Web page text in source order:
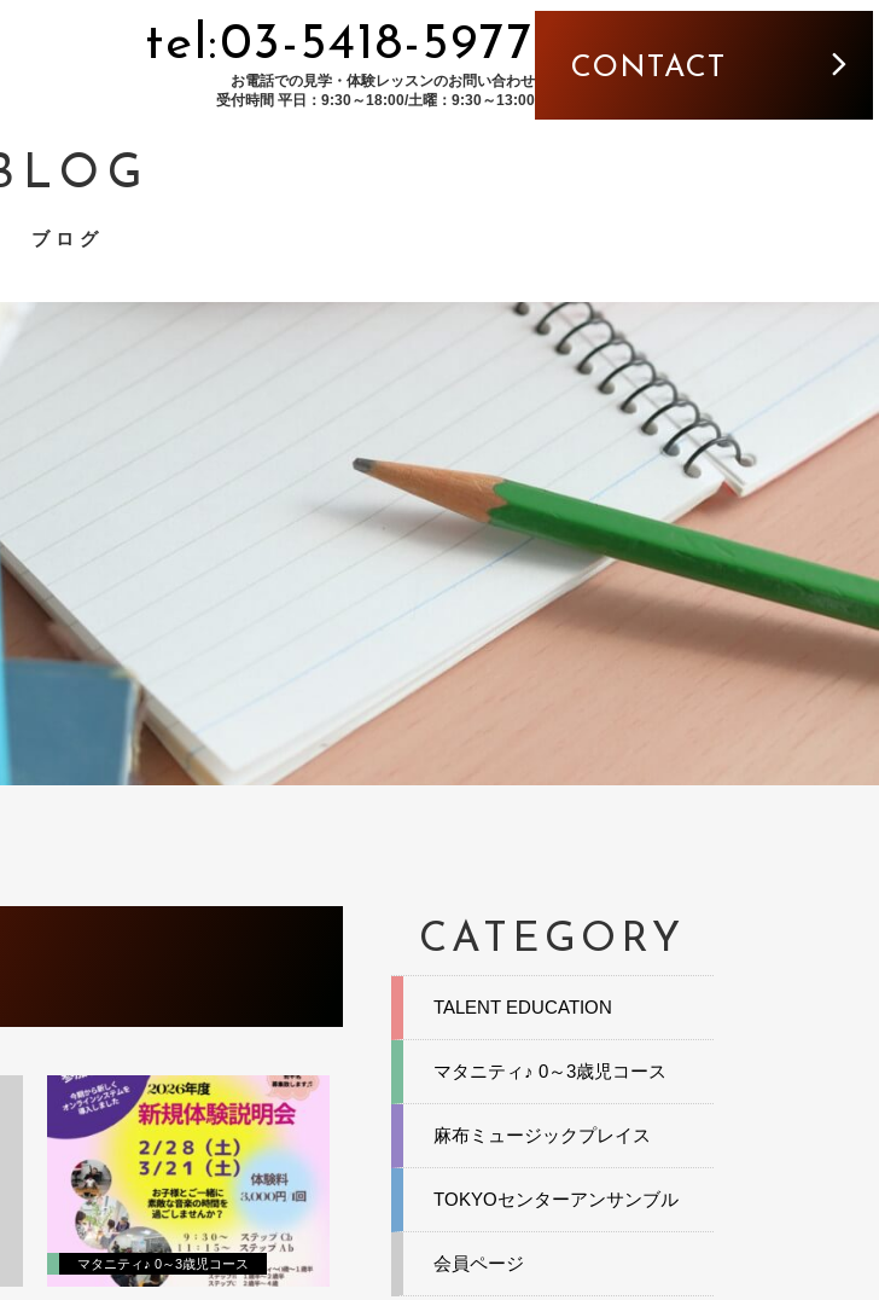
tel:03-5418-5977
お電話での見学・体験レッスンのお問い合わせ
受付時間 平日：9:30～18:00/土曜：9:30～13:00
CONTACT
ブログ
マタニティ♪ 0～3歳児コース
CATEGORY
TALENT EDUCATION
マタニティ♪ 0～3歳児コース
麻布ミュージックプレイス
TOKYOセンターアンサンブル
会員ページ